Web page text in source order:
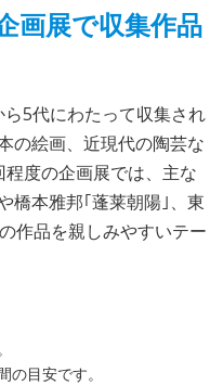
画展で収集作品
5代にわたって収集され
の絵画、近現代の陶芸な
度の企画展では、主な
橋本雅邦｢蓬莱朝陽｣、東
作品を親しみやすいテー
目安です。